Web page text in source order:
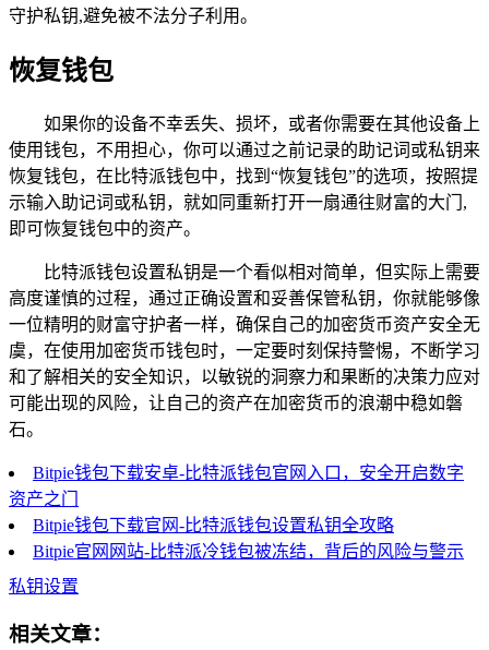
守护私钥,避免被不法分子利用。
恢复钱包
如果你的设备不幸丢失、损坏，或者你需要在其他设备上
使用钱包，不用担心，你可以通过之前记录的助记词或私钥来
恢复钱包，在比特派钱包中，找到“恢复钱包”的选项，按照提
示输入助记词或私钥，就如同重新打开一扇通往财富的大门,
即可恢复钱包中的资产。
比特派钱包设置私钥是一个看似相对简单，但实际上需要
高度谨慎的过程，通过正确设置和妥善保管私钥，你就能够像
一位精明的财富守护者一样，确保自己的加密货币资产安全无
虞，在使用加密货币钱包时，一定要时刻保持警惕，不断学习
和了解相关的安全知识，以敏锐的洞察力和果断的决策力应对
可能出现的风险，让自己的资产在加密货币的浪潮中稳如磐
石。
Bitpie钱包下载安卓-比特派钱包官网入口，安全开启数字
资产之门
Bitpie钱包下载官网-比特派钱包设置私钥全攻略
Bitpie官网网站-比特派冷钱包被冻结，背后的风险与警示
私钥设置
相关文章：